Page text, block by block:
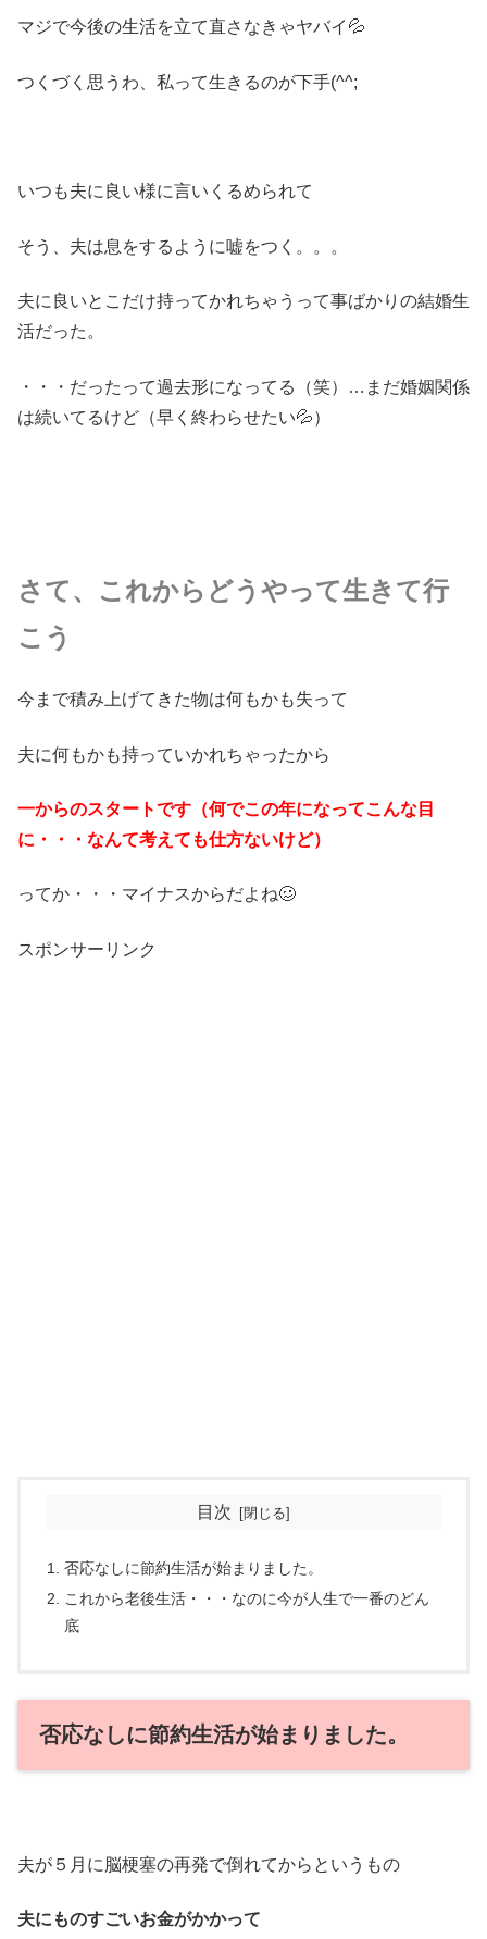
マジで今後の生活を立て直さなきゃヤバイ💦
つくづく思うわ、私って生きるのが下手(^^;
いつも夫に良い様に言いくるめられて
そう、夫は息をするように嘘をつく。。。
夫に良いとこだけ持ってかれちゃうって事ばかりの結婚生
活だった。
・・・だったって過去形になってる（笑）…まだ婚姻関係
は続いてるけど（早く終わらせたい💦）
さて、これからどうやって生きて行
こう
今まで積み上げてきた物は何もかも失って
夫に何もかも持っていかれちゃったから
一からのスタートです（何でこの年になってこんな目
に・・・なんて考えても仕方ないけど）
ってか・・・マイナスからだよね🥴
スポンサーリンク
目次
否応なしに節約生活が始まりました。
これから老後生活・・・なのに今が人生で一番のどん
底
否応なしに節約生活が始まりました。
夫が５月に脳梗塞の再発で倒れてからというもの
夫にものすごいお金がかかって